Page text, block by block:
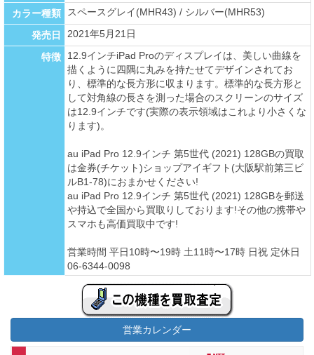
カラー種類 スペースグレイ(MHR43) / シルバー(MHR53)
発売日 2021年5月21日
特徴
12.9インチiPad Proのディスプレイは、美しい曲線を
描くように四隅に丸みを持たせてデザインされてお
り、標準的な長方形に収まります。標準的な長方形と
して対角線の長さを測った場合のスクリーンのサイズ
は12.9インチです(実際の表示領域はこれより小さくな
ります)。
au iPad Pro 12.9インチ 第5世代 (2021) 128GBの買取
は金券(チケット)ショップアイギフト(大阪駅前第三ビ
ルB1-78)におまかせください!
au iPad Pro 12.9インチ 第5世代 (2021) 128GBを郵送
や持込で全国から買取りしております!その他の携帯や
スマホも高価買取中です!
営業時間 平日10時〜19時 土11時〜17時 日祝 定休日
06-6344-0098
営業カレンダー